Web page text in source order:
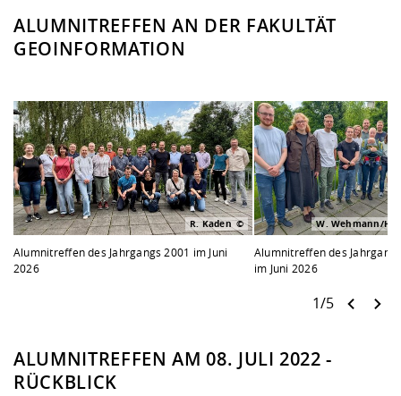
ALUMNITREFFEN AN DER FAKULTÄT
GEOINFORMATION
R. Kaden
Alumnitreffen des Jahrgangs 2001 im Juni
2026
W. Wehmann/
Alumnitreffen des
im Juni 2026
1/5
ALUMNITREFFEN AM 08. JULI 2022 -
RÜCKBLICK